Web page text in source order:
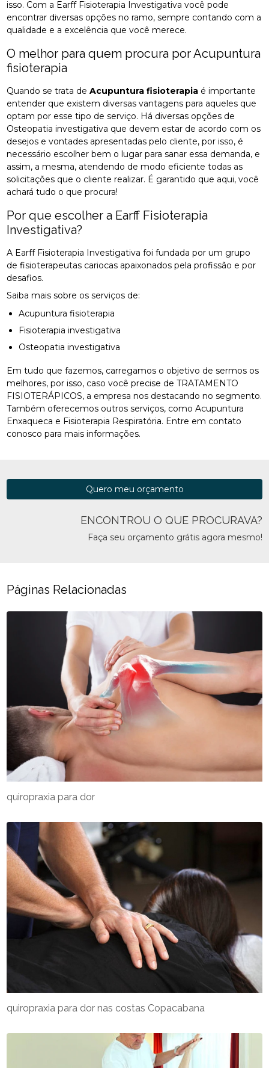
isso. Com a Earff Fisioterapia Investigativa você pode
encontrar diversas opções no ramo, sempre contando com a
qualidade e a excelência que você merece.
O melhor para quem procura por Acupuntura
fisioterapia
Quando se trata deAcupuntura fisioterapia é importante
entender que existem diversas vantagens para aqueles que
optam por esse tipo de serviço. Há diversas opções de
Osteopatia investigativa que devem estar de acordo com os
desejos e vontades apresentadas pelo cliente, por isso, é
necessário escolher bem o lugar para sanar essa demanda, e
assim, a mesma, atendendo de modo eficiente todas as
solicitações que o cliente realizar. É garantido que aqui, você
achará tudo o que procura!
Por que escolher a Earff Fisioterapia
Investigativa?
A Earff Fisioterapia Investigativa foi fundada por um grupo
de fisioterapeutas cariocas apaixonados pela profissão e por
desafios.
Saiba mais sobre os serviços de:
Acupuntura fisioterapia
Fisioterapia investigativa
Osteopatia investigativa
Em tudo que fazemos, carregamos o objetivo de sermos os
melhores, por isso, caso você precise de TRATAMENTO
FISIOTERÁPICOS, a empresa nos destacando no segmento.
Também oferecemos outros serviços, como Acupuntura
Enxaqueca e Fisioterapia Respiratória. Entre em contato
conosco para mais informações.
ENCONTROU O QUE PROCURAVA?
Faça seu orçamento grátis agora mesmo!
Quero meu orçamento
Páginas Relacionadas
quiropraxia para dor nas costas Copacabana
quiropraxia para dor